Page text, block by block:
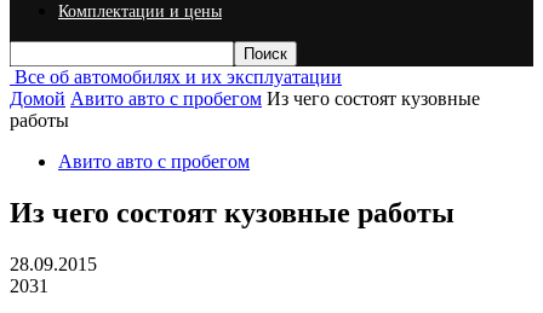
Комплектации и цены
Все об автомобилях и их эксплуатации
Домой Авито авто с пробегом Из чего состоят кузовные
работы
Авито авто с пробегом
Из чего состоят кузовные работы
28.09.2015
2031